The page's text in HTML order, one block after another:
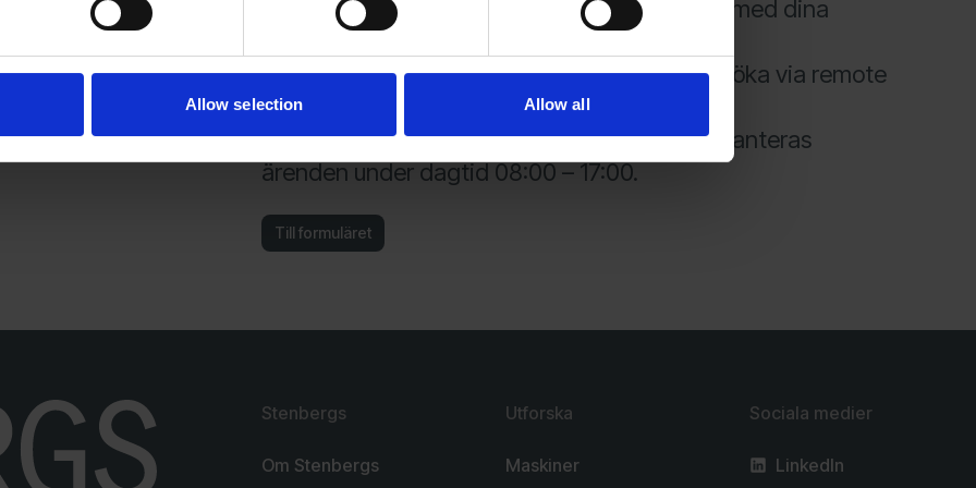
Allow selection Allow all
rådgivning. Jourhavande tekniker hjälper dig med dina
Är maskinen internetansluten kan vi även felsöka via remote
service.
Under vår semesterperiod veckorna 29 – 31 hanteras
ärenden under dagtid 08:00 – 17:00.
Till formuläret
Stenbergs
Om Stenbergs
Utforska
Maskiner
Sociala medier
LinkedIn